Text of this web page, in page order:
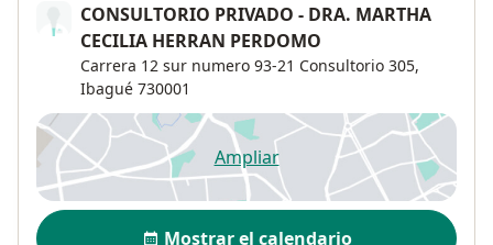
CONSULTORIO PRIVADO - DRA. MARTHA
CECILIA HERRAN PERDOMO
Carrera 12 sur numero 93-21 Consultorio 305,
Ibagué 730001
Ampliarse abre en una nueva
Disponibilidad
Mostrar el calendario